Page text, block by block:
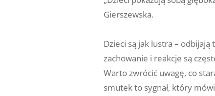
Gierszewska.
Dzieci są jak lustra – odbijają
zachowanie i reakcje są
Warto zwrócić uwagę, co
smutek to sygnał, który